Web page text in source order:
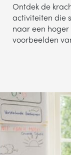
Ontdek de
activiteiten die
naar een
voorbeelden